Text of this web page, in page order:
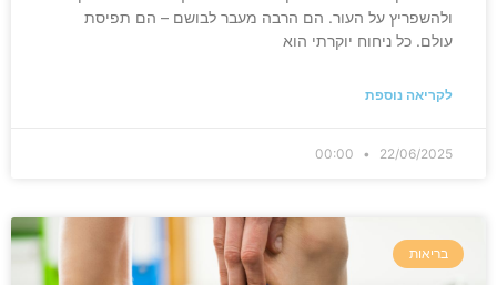
ולהשפריץ על העור. הם הרבה מעבר לבושם – הם תפיסת
עולם. כל ניחוח יוקרתי הוא
לקריאה נוספת
22/06/2025
בריאות